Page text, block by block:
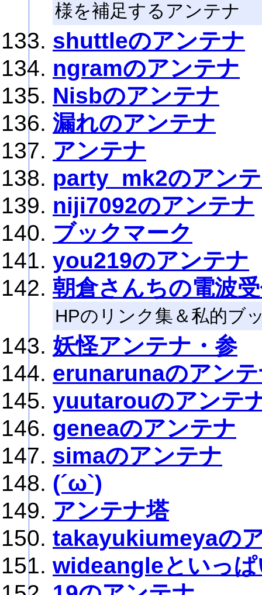
様を補足するアンテナ
shuttleのアンテナ
ngramのアンテナ
Nisbのアンテナ
漏れのアンテナ
アンテナ
party_mk2のアン
niji7092のアンテナ
ブックマーク
you219のアンテナ
朝倉さんちの電波
HPのリンク集＆私的ブ
妖怪アンテナ・参
erunarunaのアン
yuutarouのアンテ
geneaのアンテナ
simaのアンテナ
(´ω`)
アンテナ塔
takayukiumeyaの
wideangleといっ